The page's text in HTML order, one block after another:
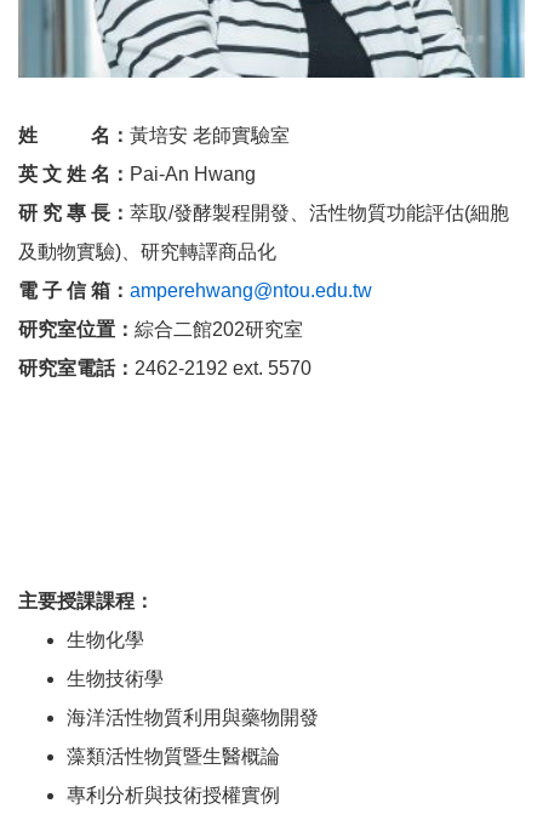
姓 名： 黃培安 老師實驗室
英 文 姓 名： Pai-An Hwang
研 究 專 長： 萃取/發酵製程開發、活性物質功能評估(細胞
及動物實驗)、研究轉譯商品化
電 子 信 箱： amperehwang@ntou.edu.tw
研究室位置： 綜合二館202研究室
研究室電話： 2462-2192 ext. 5570
主要授課課程：
生物化學
生物技術學
海洋活性物質利用與藥物開發
藻類活性物質暨生醫概論
專利分析與技術授權實例